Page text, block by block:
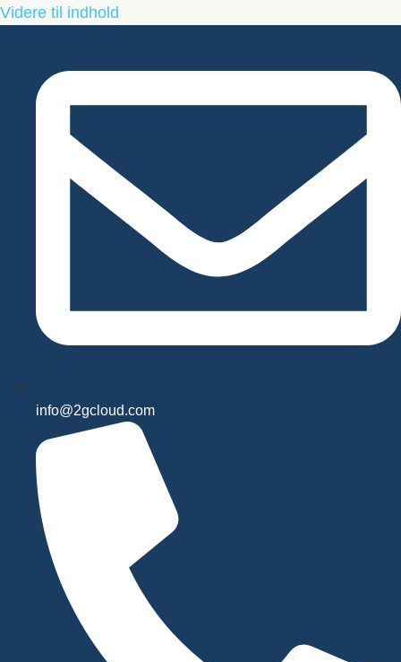
Videre til indhold
info@2gcloud.com